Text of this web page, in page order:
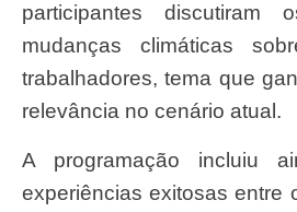
participantes discutiram
mudanças climáticas
trabalhadores, tema que
relevância no cenário atual.
A programação incluiu ainda a troca de
experiências exitosas entre